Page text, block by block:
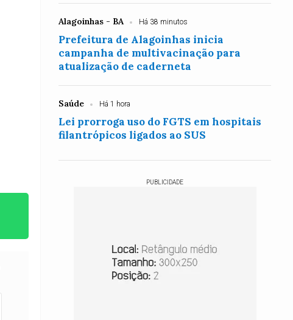
Alagoinhas - BA Há 38 minutos
Prefeitura de Alagoinhas inicia
campanha de multivacinação para
atualização de caderneta
Saúde Há 1 hora
Lei prorroga uso do FGTS em hospitais
filantrópicos ligados ao SUS
PUBLICIDADE